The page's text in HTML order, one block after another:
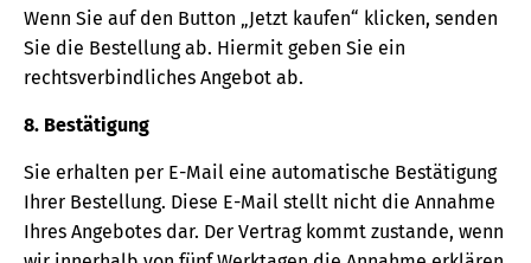
Wenn Sie auf den Button „Jetzt kaufen“ klicken, senden
Sie die Bestellung ab. Hiermit geben Sie ein
rechtsverbindliches Angebot ab.
8. Bestätigung
Sie erhalten per E-Mail eine automatische Bestätigung
Ihrer Bestellung. Diese E-Mail stellt nicht die Annahme
Ihres Angebotes dar. Der Vertrag kommt zustande, wenn